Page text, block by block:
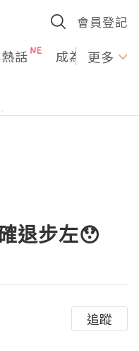
會員登記
話 成為U更多
退步左😯
追蹤